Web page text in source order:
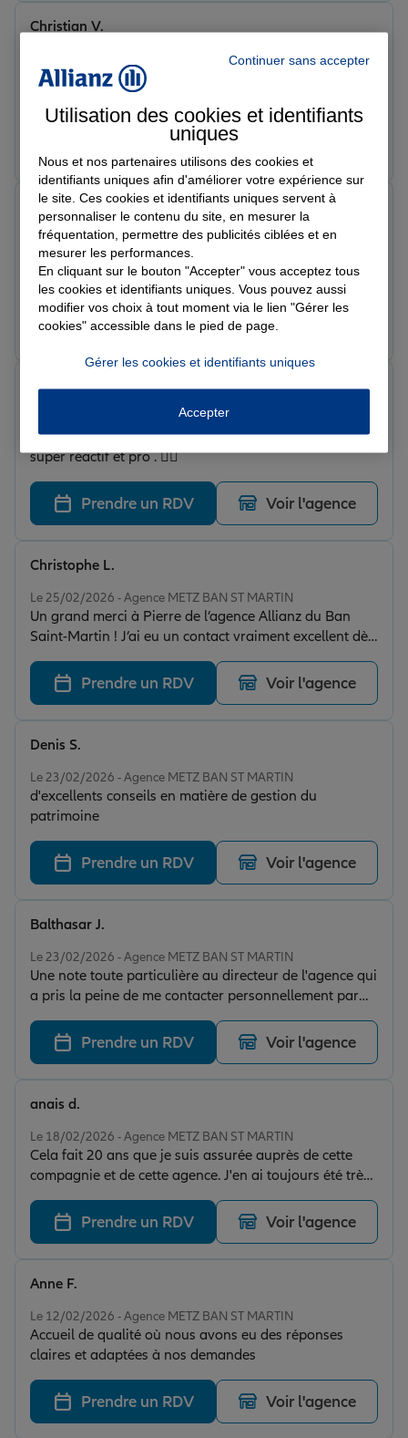
Le 06/03/2026 - Agence METZ BAN ST MARTIN
J'ai souscrit plusieurs contrats dans cette agence le
conseiller est très professionnel à l'écoute des besoins
et propose au mieux la meilleure option pour répondre
à la demande. En plus une agence physique avec un
numéro fixe et un conseiller à votre disposition pour
toute demande. Je recommande vivement
Christian V.
Prendre un RDV
Note de 5 sur 5
Le 05/03/2026 - Agence METZ BAN ST MARTIN
Guillaume est de très bons conseils. Expertise et
accompagnement au top. Je recommande
Théo L.
Prendre un RDV Voir l'agence
Le 26/02/2026 - Agence METZ BAN ST MARTIN
Bonjour , merci à M. Vafopoulos . Toujours à l’écoute ,
super réactif et pro . 👍🏻
Brice B.
Prendre un RDV Voir l'agence
Le 25/02/2026 - Agence METZ BAN ST MARTIN
Un grand merci à Pierre de l’agence Allianz du Ban
Saint-Martin ! J’ai eu un contact vraiment excellent dès
le premier échange. Pierre est à la fois très
professionnel, à l’écoute et d’une grande gentillesse. Il
a pris le temps de m’expliquer chaque détail, de
répondre à toutes mes questions et de me conseiller
avec transparence. On se sent en confiance,
important lorsqu’il s’agit d’assurance. C’est rare de
tomber sur un conseiller aussi disponible et impliqué.
Je suis entièrement satisfaite et je recommande cette
agence les yeux fermés !
Christophe L.
Prendre un RDV Voir l'agence
Le 23/02/2026 - Agence METZ BAN ST MARTIN
d'excellents conseils en matière de gestion du
patrimoine
Denis S.
Prendre un RDV Voir l'agence
Le 23/02/2026 - Agence METZ BAN ST MARTIN
Une note toute particulière au directeur de l'agence qui
a pris la peine de me contacter personnellement par
téléphone. Accueil chaleureux et sympathique en
rendez-vous ont été un plus dans la suite de notre
relation professionnelle.
Balthasar J.
Prendre un RDV Voir l'agence
Le 18/02/2026 - Agence METZ BAN ST MARTIN
Cela fait 20 ans que je suis assurée auprès de cette
compagnie et de cette agence. J'en ai toujours été très
satisfaite. Mention spéciale à Guillaume, en qui j’ai une
grande confiance : très patient, pertinent et fort
agréable☺️
anais d.
Prendre un RDV Voir l'agence
Le 12/02/2026 - Agence METZ BAN ST MARTIN
Accueil de qualité où nous avons eu des réponses
claires et adaptées à nos demandes
Anne F.
Prendre un RDV Voir l'agence
Continuer sans accepter
Utilisation des cookies et identifiants
uniques
Nous et nos partenaires utilisons des cookies et
identifiants uniques afin d'améliorer votre expérience sur
le site. Ces cookies et identifiants uniques servent à
personnaliser le contenu du site, en mesurer la
fréquentation, permettre des publicités ciblées et en
mesurer les performances.
En cliquant sur le bouton "Accepter" vous acceptez tous
les cookies et identifiants uniques. Vous pouvez aussi
modifier vos choix à tout moment via le lien "Gérer les
cookies" accessible dans le pied de page.
Gérer les cookies et identifiants uniques
Accepter